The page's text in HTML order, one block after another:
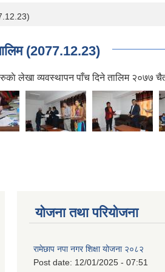
(2077.12.23)
लेखा व्यवस्थापन पाँच दिने तालिम
योजना तथा परियोजना
रामेछाप नपा नगर शिक्षा योजना २०८२
Post date: 12/01/2025 - 07:51